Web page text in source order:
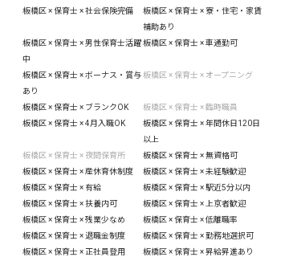
板橋区 × 保育士 × 社会保険完備
板橋区 × 保育士 × 寮・住宅・家賃
補助あり
板橋区 × 保育士 × 男性保育士活躍
中
板橋区 × 保育士 × 車通勤可
板橋区 × 保育士 × ボーナス・賞与
あり
板橋区 × 保育士 × オープニング
板橋区 × 保育士 × ブランクOK
板橋区 × 保育士 × 臨時職員
板橋区 × 保育士 × 4月入職OK
板橋区 × 保育士 × 年間休日120日
以上
板橋区 × 保育士 × 夜間保育所
板橋区 × 保育士 × 無資格可
板橋区 × 保育士 × 産休育休制度
板橋区 × 保育士 × 未経験歓迎
板橋区 × 保育士 × 有給
板橋区 × 保育士 × 駅近5分以内
板橋区 × 保育士 × 扶養内可
板橋区 × 保育士 × 上京者歓迎
板橋区 × 保育士 × 残業少なめ
板橋区 × 保育士 × 低離職率
板橋区 × 保育士 × 退職金制度
板橋区 × 保育士 × 勤務地選択可
板橋区 × 保育士 × 正社員登用
板橋区 × 保育士 × 昇給昇進あり